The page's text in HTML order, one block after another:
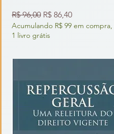
Preço normal
R$ 96,00 Preço promocional
R$ 86,40
Acumulando R$ 99 em
1 livro grátis